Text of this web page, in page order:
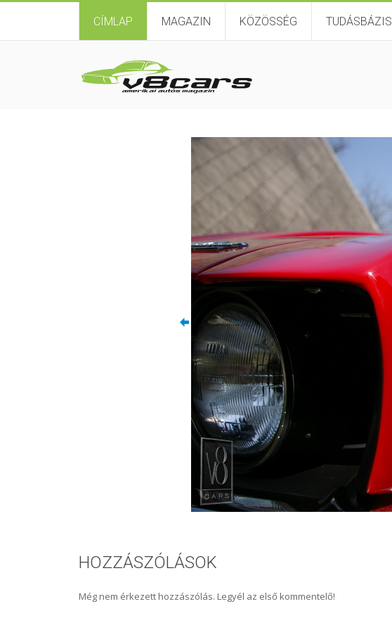
CÍMLAP MAGAZIN KÖZÖSSÉG TUDÁSBÁZIS
HOZZÁSZÓLÁSOK
Még nem érkezett hozzászólás. Legyél az első kommentelő!